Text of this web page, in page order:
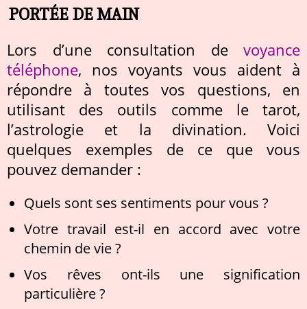
PORTÉE DE MAIN
Lors d’une consultation de voyance
téléphone, nos voyants vous aident à
répondre à toutes vos questions, en
utilisant des outils comme le tarot,
l’astrologie et la divination. Voici
quelques exemples de ce que vous
pouvez demander :
Quels sont ses sentiments pour vous ?
Votre travail est-il en accord avec votre
chemin de vie ?
Vos rêves ont-ils une signification
particulière ?